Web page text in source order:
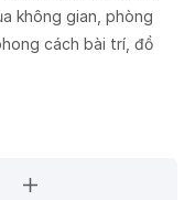
không gian, phòng
cách bài trí, đồ